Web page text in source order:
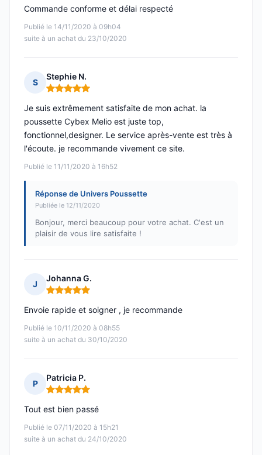
Publié le 14/11/2020 à 09h04
suite à un achat du 23/10/2020
Commande conforme et délai respecté
S
Stephie N.
Note : 5 sur 5
Publié le 11/11/2020 à 16h52
Je suis extrêmement satisfaite de mon achat. la
poussette Cybex Melio est juste top,
fonctionnel,designer. Le service après-vente est très à
l'écoute. je recommande vivement ce site.
Réponse de Univers Poussette
Publiée le 12/11/2020
Bonjour, merci beaucoup pour votre achat. C'est un
plaisir de vous lire satisfaite !
J
Johanna G.
Note : 5 sur 5
Publié le 10/11/2020 à 08h55
suite à un achat du 30/10/2020
Envoie rapide et soigner , je recommande
P
Patricia P.
Note : 5 sur 5
Publié le 07/11/2020 à 15h21
suite à un achat du 24/10/2020
Tout est bien passé